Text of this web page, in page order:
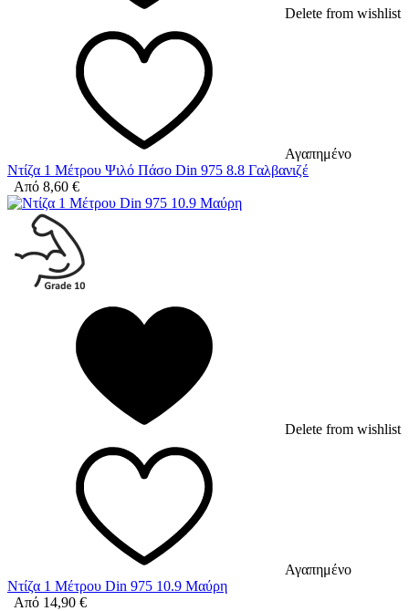
Delete from wishlist
Αγαπημένο
Ντίζα 1 Μέτρου Ψιλό Πάσο Din 975 8.8 Γαλβανιζέ
Από 8,60 €
Delete from wishlist
Αγαπημένο
Ντίζα 1 Μέτρου Din 975 10.9 Μαύρη
Από 14,90 €